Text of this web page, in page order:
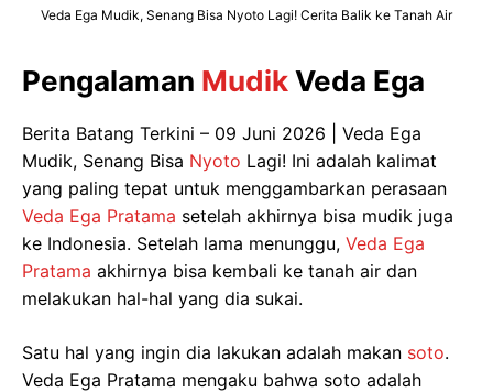
Veda Ega Mudik, Senang Bisa Nyoto Lagi! Cerita Balik ke Tanah Air
Pengalaman MudikVeda Ega
Berita Batang Terkini – 09 Juni 2026 | Veda Ega
Mudik, Senang Bisa Nyoto Lagi! Ini adalah kalimat
yang paling tepat untuk menggambarkan perasaan
Veda Ega Pratama setelah akhirnya bisa mudik juga
ke Indonesia. Setelah lama menunggu, Veda Ega
Pratama akhirnya bisa kembali ke tanah air dan
melakukan hal-hal yang dia sukai.
Satu hal yang ingin dia lakukan adalah makan soto.
Veda Ega Pratama mengaku bahwa soto adalah